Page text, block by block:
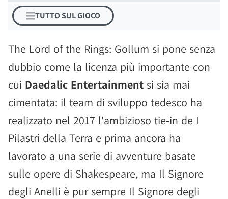
TUTTO SUL GIOCO
The Lord of the Rings: Gollum si pone senza
dubbio come la licenza più importante con
cui Daedalic Entertainment si sia mai
cimentata: il team di sviluppo tedesco ha
realizzato nel 2017 l'ambizioso tie-in de I
Pilastri della Terra e prima ancora ha
lavorato a una serie di avventure basate
sulle opere di Shakespeare, ma Il Signore
degli Anelli è pur sempre Il Signore degli